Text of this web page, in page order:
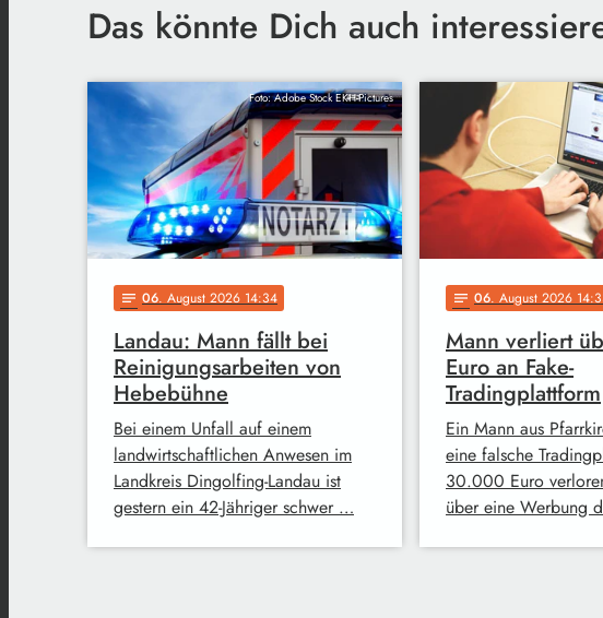
Das könnte Dich auch
Foto: Adobe Stock EKH-Pictures
notes 06. August 2026 14:34
Landau: Mann fällt bei
Reinigungsarbeiten von
Hebebühne
Bei einem Unfall auf einem
landwirtschaftlichen Anwesen im
Landkreis Dingolfing-Landau ist
gestern ein 42-Jähriger schwer …
notes 06. August 2026
Mann verliert
Euro an Fake-
Tradingplattform
Ein Mann aus
eine falsche
30.000 Euro
über eine Werbung